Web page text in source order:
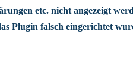
etc. nicht angezeigt
Plugin falsch eingerichtet